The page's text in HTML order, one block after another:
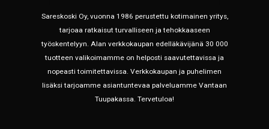
Sareskoski Oy, vuonna 1986 perustettu kotimainen yritys,
tarjoaa ratkaisut turvalliseen ja tehokkaaseen
työskentelyyn. Alan verkkokaupan edelläkävijänä 30 000
tuotteen valikoimamme on helposti saavutettavissa ja
nopeasti toimitettavissa. Verkkokaupan ja puhelimen
lisäksi tarjoamme asiantuntevaa palveluamme Vantaan
Tuupakassa. Tervetuloa!